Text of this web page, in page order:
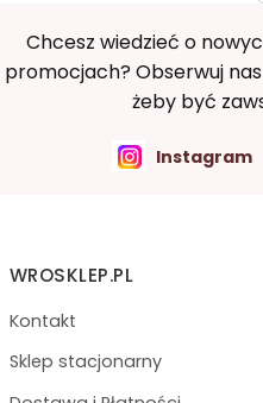
Chcesz wiedzieć o
promocjach? Obserwuj
żeby być
Instagram
Linki w stopce
WROSKLEP.PL
Kontakt
Sklep stacjonarny